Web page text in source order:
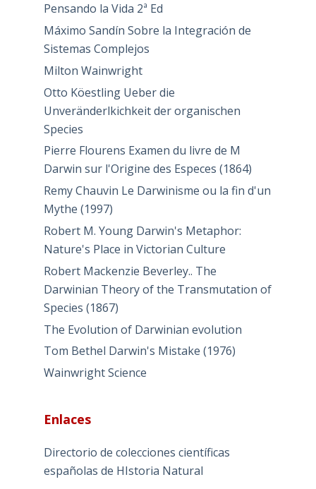
Pensando la Vida 2ª Ed
Máximo Sandín Sobre la Integración de
Sistemas Complejos
Milton Wainwright
Otto Köestling Ueber die
Unveränderlkichkeit der organischen
Species
Pierre Flourens Examen du livre de M
Darwin sur l'Origine des Especes (1864)
Remy Chauvin Le Darwinisme ou la fin d'un
Mythe (1997)
Robert M. Young Darwin's Metaphor:
Nature's Place in Victorian Culture
Robert Mackenzie Beverley.. The
Darwinian Theory of the Transmutation of
Species (1867)
The Evolution of Darwinian evolution
Tom Bethel Darwin's Mistake (1976)
Wainwright Science
Enlaces
Directorio de colecciones científicas
españolas de HIstoria Natural